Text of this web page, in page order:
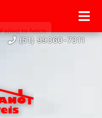
(51) 99360-7311